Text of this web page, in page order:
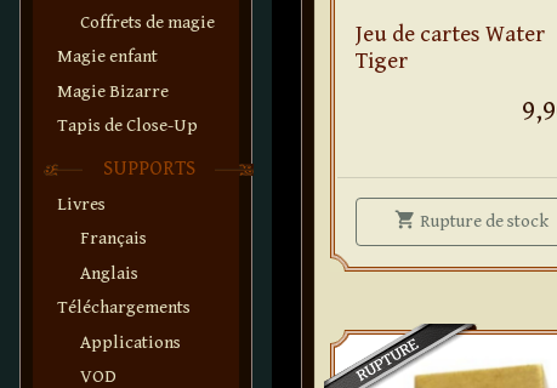
Coffrets de magie
Magie enfant
Magie Bizarre
Tapis de Close-Up
SUPPORTS
Livres
Français
Anglais
Téléchargements
Applications
VOD
Jeu de cartes Water
Tiger
shopping_cart Rupturede stock